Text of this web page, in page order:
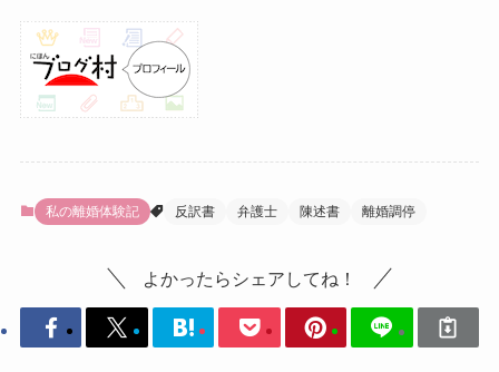
私の離婚体験記 反訳書 弁護士 陳述書 離婚調停
よかったらシェアしてね！